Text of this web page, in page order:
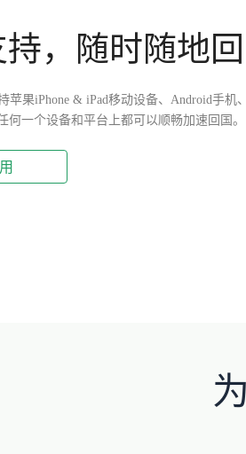
，随时随地回
苹果iPhone & iPad移动设备、Android手机
何一个设备和平台上都可以顺畅加速回国。